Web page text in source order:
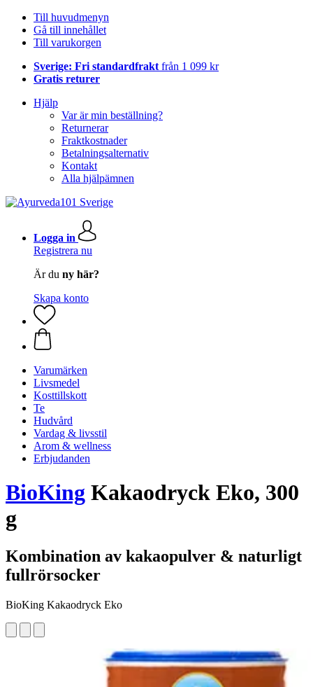
Till huvudmenyn
Gå till innehållet
Till varukorgen
Sverige: Fri standardfrakt från 1 099 kr
Gratis returer
Hjälp
Var är min beställning?
Returnerar
Fraktkostnader
Betalningsalternativ
Kontakt
Alla hjälpämnen
Logga in
Registrera nu
Är du ny här?
Skapa konto
Varumärken
Livsmedel
Kosttillskott
Te
Hudvård
Vardag & livsstil
Arom & wellness
Erbjudanden
BioKing Kakaodryck Eko, 300
g
Kombination av kakaopulver & naturligt
fullrörsocker
BioKing Kakaodryck Eko